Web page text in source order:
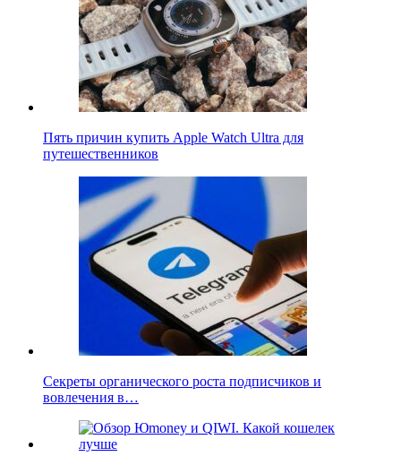
Пять причин купить Apple Watch Ultra для
путешественников
Секреты органического роста подписчиков и
вовлечения в…